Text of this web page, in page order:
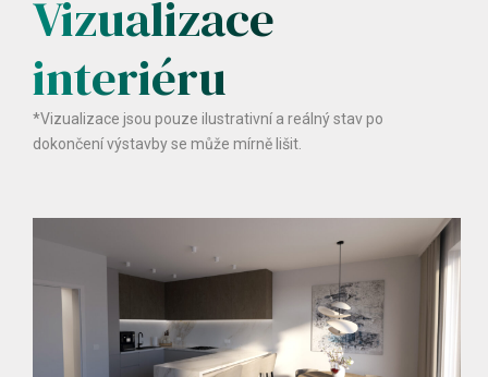
Vizualizace
interiéru
*Vizualizace jsou pouze ilustrativní a reálný stav po
dokončení výstavby se může mírně lišit.